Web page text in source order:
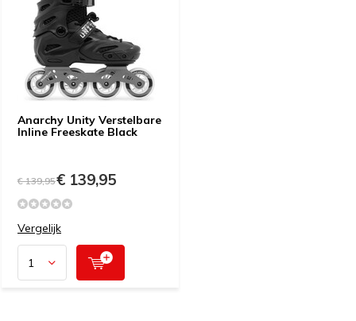
Anarchy Unity Verstelbare
Inline Freeskate Black
€ 139,95€ 139,95
Vergelijk